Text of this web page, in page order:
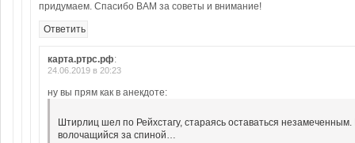
придумаем. Спасибо ВАМ за советы и внимание!
Ответить
карта.ртрс.рф:
24.06.2019 в 20:23
ну вы прям как в анекдоте:
Штирлиц шел по Рейхстагу, стараясь оставаться
волочащийся за спиной…